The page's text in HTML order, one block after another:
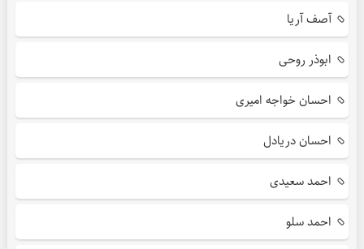
آصف آریا
ابوذر روحی
احسان خواجه امیری
احسان دریادل
احمد سعیدی
احمد سلو